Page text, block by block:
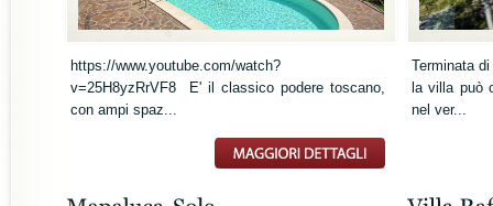
https://www.youtube.com/watch?
v=25H8yzRrVF8 E' il classico podere toscano,
con ampi spaz...
Terminata
la villa può
nel ver...